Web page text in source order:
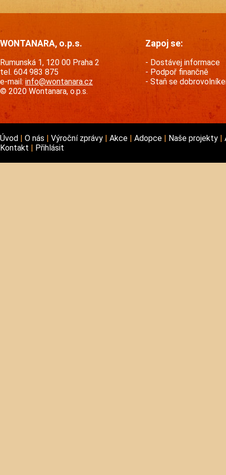
WONTANARA, o.p.s.
Rumunská 1, 120 00 Praha 2
tel. 604 983 875
e-mail: info@wontanara.cz
© 2020 Wontanara, o.p.s.
Zapoj se:
Dostávej informace
Podpoř finančně
Staň se
Úvod O nás Výroční zprávy Akce Adopce Naše projekty
Kontakt
Přihlásit